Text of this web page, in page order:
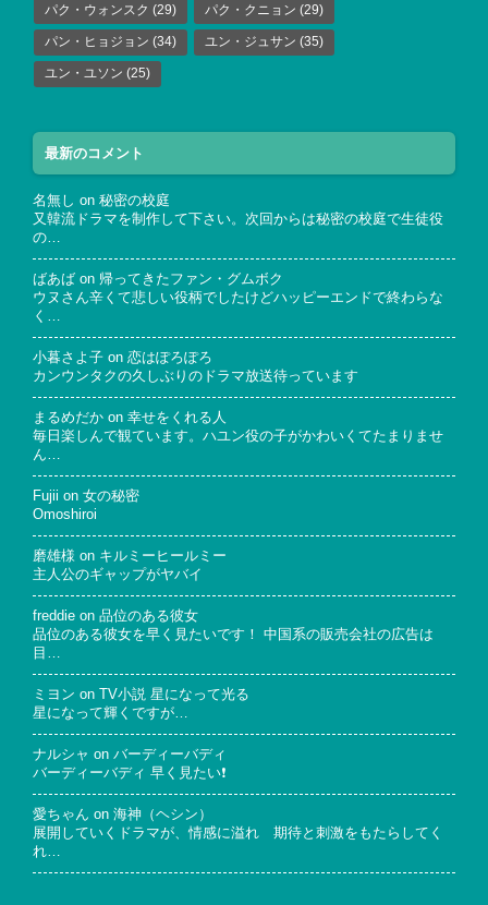
パク・ウォンスク (29) パク・クニョン (29)
パン・ヒョジョン (34) ユン・ジュサン (35)
ユン・ユソン (25)
最新のコメント
名無し on 秘密の校庭
又韓流ドラマを制作して下さい。次回からは秘密の校庭で生徒役
の…
ばあば on 帰ってきたファン・グムボク
ウヌさん辛くて悲しい役柄でしたけどハッピーエンドで終わらな
く…
小暮さよ子 on 恋はぽろぽろ
カンウンタクの久しぶりのドラマ放送待っています
まるめだか on 幸せをくれる人
毎日楽しんで観ています。ハユン役の子がかわいくてたまりませ
ん…
Fujii on 女の秘密
Omoshiroi
磨雄様 on キルミーヒールミー
主人公のギャップがヤバイ
freddie on 品位のある彼女
品位のある彼女を早く見たいです！ 中国系の販売会社の広告は
目…
ミヨン on
TV小説 星になって光る
星になって輝くですが…
ナルシャ on バーディーバディ
バーディーバディ 早く見たい❗
愛ちゃん on 海神（ヘシン）
展開していくドラマが、情感に溢れ 期待と刺激をもたらしてく
れ…